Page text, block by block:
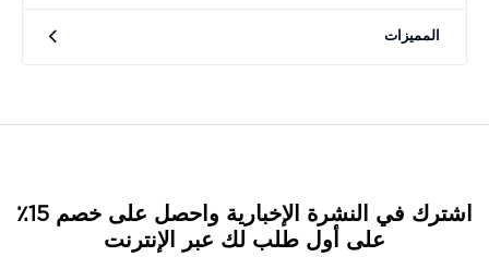
المميزات
اشترك في النشرة الإخبارية واحصل على خصم 15٪
على أول طلب لك عبر الإنترنت